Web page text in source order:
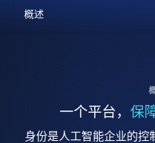
一个平台， 保
身份是人工智能企业的控